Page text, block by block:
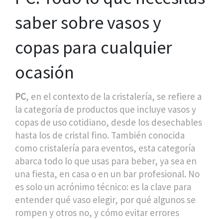
saber sobre vasos y
copas para cualquier
ocasión
PC, en el contexto de la cristalería, se refiere a
la categoría de productos que incluye vasos y
copas de uso cotidiano, desde los desechables
hasta los de cristal fino. También conocida
como cristalería para eventos, esta categoría
abarca todo lo que usas para beber, ya sea en
una fiesta, en casa o en un bar profesional. No
es solo un acrónimo técnico: es la clave para
entender qué vaso elegir, por qué algunos se
rompen y otros no, y cómo evitar errores